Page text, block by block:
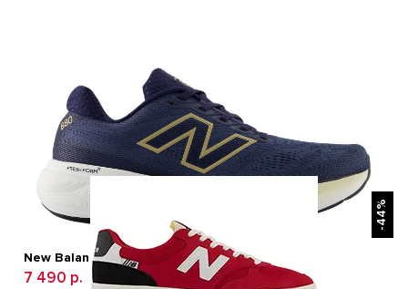
New Balance Fresh Foam X 880v15 Blue
7 490 р.
13 400 р.
-44%